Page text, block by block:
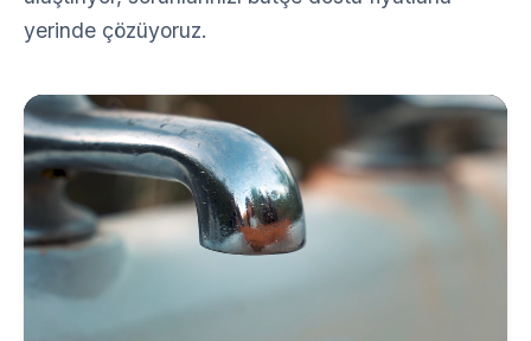
yerinde çözüyoruz.